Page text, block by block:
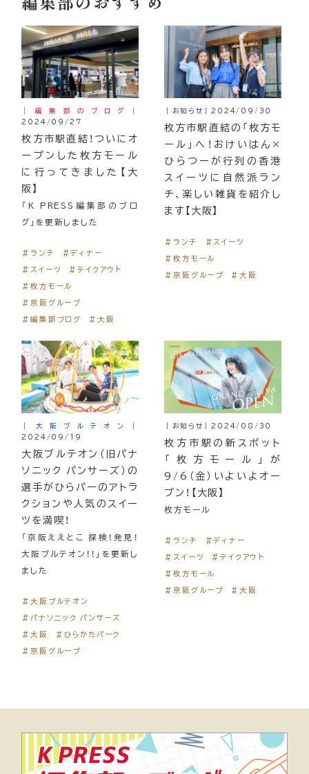
｜編集部のブログ｜
2024/09/27
枚方市駅直結！ついにオ
ープンした枚方モール
に行ってきました【大
阪】
「K PRESS編集部のブロ
グ」を更新しました
＃ランチ
＃ディナー
＃スイーツ
＃テイクアウト
＃枚方モール
＃京阪グループ
＃編集部ブログ
＃大阪
｜お知らせ｜2024/09/30
枚方市駅直結の「枚方モ
ール」へ！おけいはん×
ひらつーが行列の香港
スイーツに自然派ラン
チ、楽しい雑貨を紹介し
ます【大阪】
＃ランチ
＃スイーツ
＃枚方モール
＃京阪グループ
＃大阪
｜大阪ブルテオン｜
2024/09/19
大阪ブルテオン（旧パナ
ソニック パンサーズ）の
選手がひらパーのアトラ
クションや人気のスイー
ツを満喫！
「京阪ええとこ 探検！発見！
大阪ブルテオン！！」を更新し
ました
＃大阪ブルテオン
＃パナソニック パンサーズ
＃大阪
＃ひらかたパーク
＃京阪グループ
｜お知らせ｜2024/08/30
枚方市駅の新スポット
「枚方モール」が
9/6（金）いよいよオー
プン！【大阪】
枚方モール
＃ランチ
＃ディナー
＃スイーツ
＃テイクアウト
＃枚方モール
＃京阪グループ
＃大阪